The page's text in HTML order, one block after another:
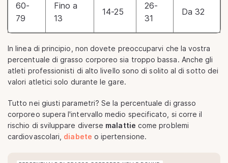
60-
79
Fino a
13
14-25
26-
31
Da 32
In linea di principio, non dovete preoccuparvi che la vostra
percentuale di grasso corporeo sia troppo bassa. Anche gli
atleti professionisti di alto livello sono di solito al di sotto dei
valori atletici solo durante le gare.
Tutto nei giusti parametri? Se la percentuale di grasso
corporeo supera l'intervallo medio specificato, si corre il
rischio di sviluppare diverse malattie come problemi
cardiovascolari, diabete o ipertensione.